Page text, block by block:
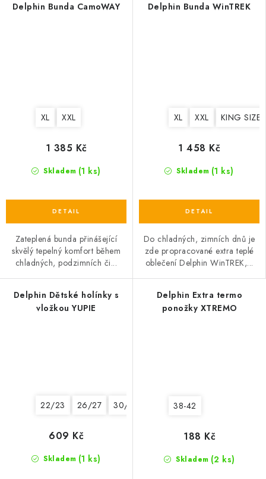
Delphin Bunda CamoWAY
XL XXL
Skladem (1 ks)
1 385 Kč
Zateplená bunda přinášející
skvělý tepelný komfort během
chladných, podzimních či...
Delphin Bunda WinTREK
XL XXL KING SIZE
Skladem (1 ks)
1 458 Kč
Do chladných, zimních dnů je
zde propracované extra teplé
oblečení Delphin WinTREK,...
Delphin Dětské holínky s
vložkou YUPIE
22/23 26/27 30/31 34/35
Skladem (1 ks)
609 Kč
Delphin Extra termo
ponožky XTREMO
38-42
Skladem (2 ks)
188 Kč